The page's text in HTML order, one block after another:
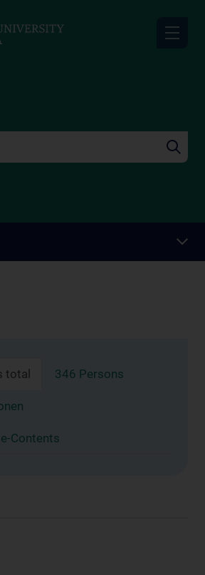
total 346 Persons
Contents